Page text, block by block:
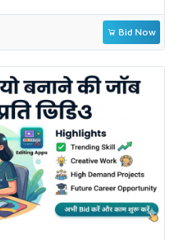
Bid Now